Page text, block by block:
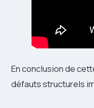
En conclusion de
défauts structurels